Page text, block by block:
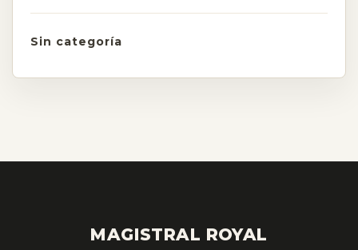
Sin categoría
MAGISTRAL ROYAL